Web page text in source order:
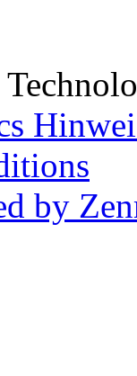
by